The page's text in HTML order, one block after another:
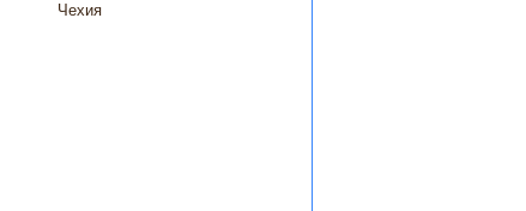
Чехия